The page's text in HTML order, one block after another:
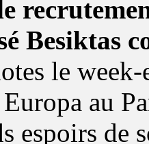
Besiktas
le
au
espoirs de